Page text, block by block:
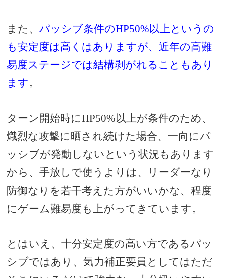
また、パッシブ条件のHP50%以上というの
も安定度は高くはありますが、近年の高難
易度ステージでは結構剥がれることもあり
ます。
ターン開始時にHP50%以上が条件のため、
熾烈な攻撃に晒され続けた場合、一向にパ
ッシブが発動しないという状況もあります
から、手放しで使うよりは、リーダーなり
防御なりを若干考えた方がいいかな、程度
にゲーム難易度も上がってきています。
とはいえ、十分安定度の高い方であるパッ
シブではあり、気力補正要員としてはただ